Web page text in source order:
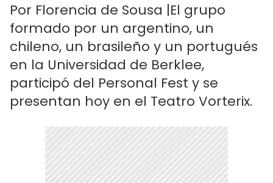
Por Florencia de Sousa |El grupo
formado por un argentino, un
chileno, un brasileño y un portugués
en la Universidad de Berklee,
participó del Personal Fest y se
presentan hoy en el Teatro Vorterix.